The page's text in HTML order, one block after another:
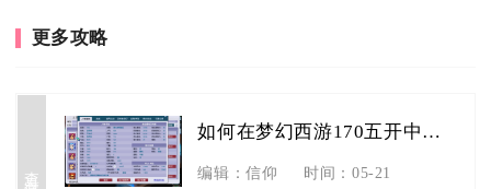
更多攻略
如何在梦幻西游170五开中获得财富
编辑：信仰 时间：05-21